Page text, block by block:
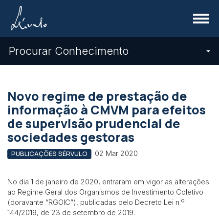
Menu
Procurar Conhecimento
Novo regime de prestação de
informação à CMVM para efeitos
de supervisão prudencial de
sociedades gestoras
PUBLICAÇÕES SÉRVULO 02 Mar 2020
No dia 1 de janeiro de 2020, entraram em vigor as alterações
ao Regime Geral dos Organismos de Investimento Coletivo
(doravante “RGOIC”), publicadas pelo Decreto Lei n.º
144/2019, de 23 de setembro de 2019.